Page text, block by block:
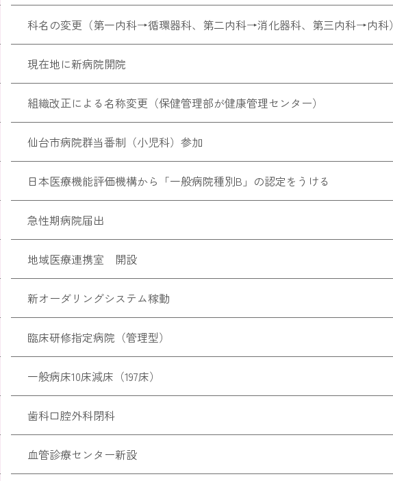
科名の変更（第一内科→循環器科、第二内科→消化器科、第三内科→内科）
現在地に新病院開院
組織改正による名称変更（保健管理部が健康管理センター）
仙台市病院群当番制（小児科）参加
日本医療機能評価機構から「一般病院種別B」の認定をうける
急性期病院届出
地域医療連携室 開設
新オーダリングシステム稼動
臨床研修指定病院（管理型）
一般病床10床減床（197床）
歯科口腔外科閉科
血管診療センター新設